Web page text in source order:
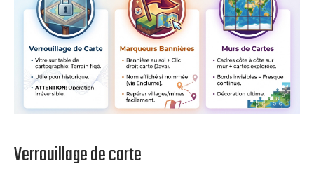
Verrouillage de carte